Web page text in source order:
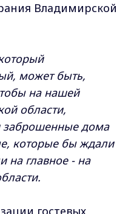
Владимирской
может быть,
на нашей
области,
заброшенные дома
которые бы ждали
на главное - на
гостевых